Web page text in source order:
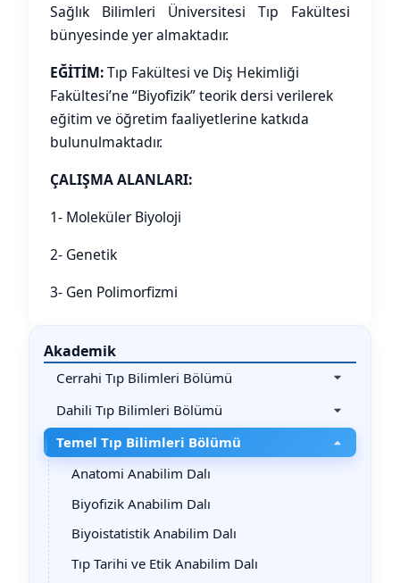
Sağlık Bilimleri Üniversitesi Tıp Fakültesi
bünyesinde yer almaktadır.
EĞİTİM:Tıp Fakültesi ve Diş Hekimliği
Fakültesi’ne “Biyofizik” teorik dersi verilerek
eğitim ve öğretim faaliyetlerine katkıda
bulunulmaktadır.
ÇALIŞMA ALANLARI:
1- Moleküler Biyoloji
2- Genetik
3- Gen Polimorfizmi
Akademik
Cerrahi Tıp Bilimleri Bölümü
Dahili Tıp Bilimleri Bölümü
Temel Tıp Bilimleri Bölümü
Anatomi Anabilim Dalı
Biyofizik Anabilim Dalı
Biyoistatistik Anabilim Dalı
Tıp Tarihi ve Etik Anabilim Dalı